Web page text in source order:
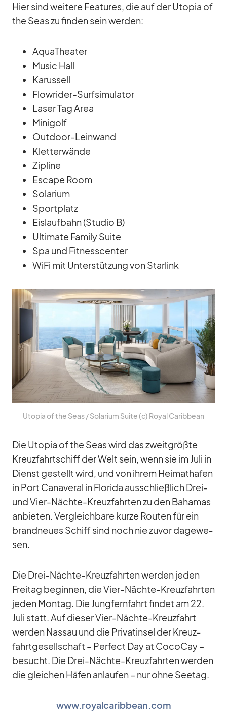
Hier sind wei­tere Fea­tures, die auf der Uto­pia of
the Seas zu fin­den sein wer­den:
Aqua­Thea­ter
Mu­sic Hall
Ka­rus­sell
Flowri­der-Surf­si­mu­la­tor
La­ser Tag Area
Mi­ni­golf
Out­door-Lein­wand
Klet­ter­wände
Zi­pline
Es­cape Room
So­la­rium
Sport­platz
Eis­lauf­bahn (Stu­dio B)
Ul­ti­mate Fa­mily Suite
Spa und Fit­ness­cen­ter
WiFi mit Un­ter­stüt­zung von Star­link
Uto­pia of the Seas /​ So­la­rium Suite (c) Royal Ca­rib­bean
Die Uto­pia of the Seas wird das zweit­größte
Kreuz­fahrt­schiff der Welt sein, wenn sie im Juli in
Dienst ge­stellt wird, und von ih­rem Hei­mat­ha­fen
in Port Ca­na­ve­ral in Flo­rida aus­schließ­lich Drei-
und Vier-Nächte-Kreuz­fahr­ten zu den Ba­ha­mas
an­bie­ten. Ver­gleich­bare kurze Rou­ten für ein
brand­neues Schiff sind noch nie zu­vor da­ge­we­
sen.
Die Drei-Nächte-Kreuz­fahr­ten wer­den je­den
Frei­tag be­gin­nen, die Vier-Nächte-Kreuz­fahr­ten
je­den Mon­tag. Die Jung­fern­fahrt fin­det am 22.
Juli statt. Auf die­ser Vier-Nächte-Kreuz­fahrt
wer­den Nas­sau und die Pri­vat­in­sel der Kreuz­
fahrt­ge­sell­schaft – Per­fect Day at Co­co­Cay –
be­sucht. Die Drei-Nächte-Kreuz­fahr­ten wer­den
die glei­chen Hä­fen an­lau­fen – nur ohne See­tag.
www.royalcaribbean.com